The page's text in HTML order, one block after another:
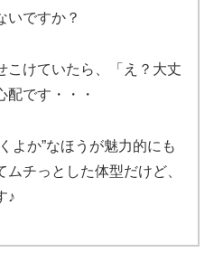
いですか？
こけていたら、「え？大丈
配です・・・
よか”なほうが魅力的にも
チっとした体型だけど、
♪